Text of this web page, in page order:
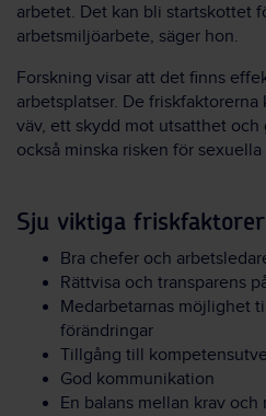
arbetet. Det kan bli startskottet
arbetsmiljöarbete, säger hon.
Forskning visar att det finns
arbetsplatser. De
väv, ett skydd mot utsatthet
också minska risken för
Sju viktiga
Bra chefer och
Rättvisa och transparens
Medarbetarnas möjlighet
förändringar
Tillgång till
God kommunikation
En balans mellan krav och